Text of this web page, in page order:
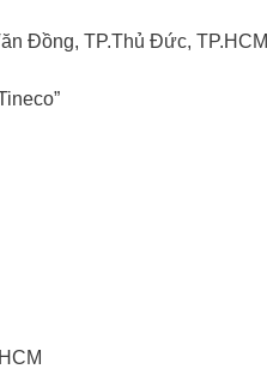
Đồng, TP.Thủ Đức, TP.HCM